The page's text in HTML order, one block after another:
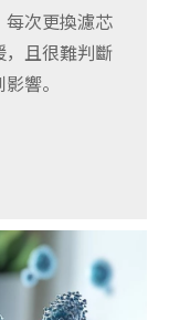
次更換濾芯
，且很難判斷
響。